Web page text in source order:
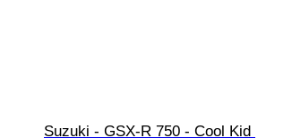
Suzuki - GSX-R 750 - Cool Kid